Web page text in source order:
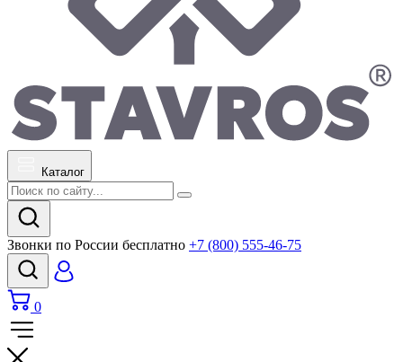
Каталог
Звонки по России бесплатно +7 (800) 555-46-75
0